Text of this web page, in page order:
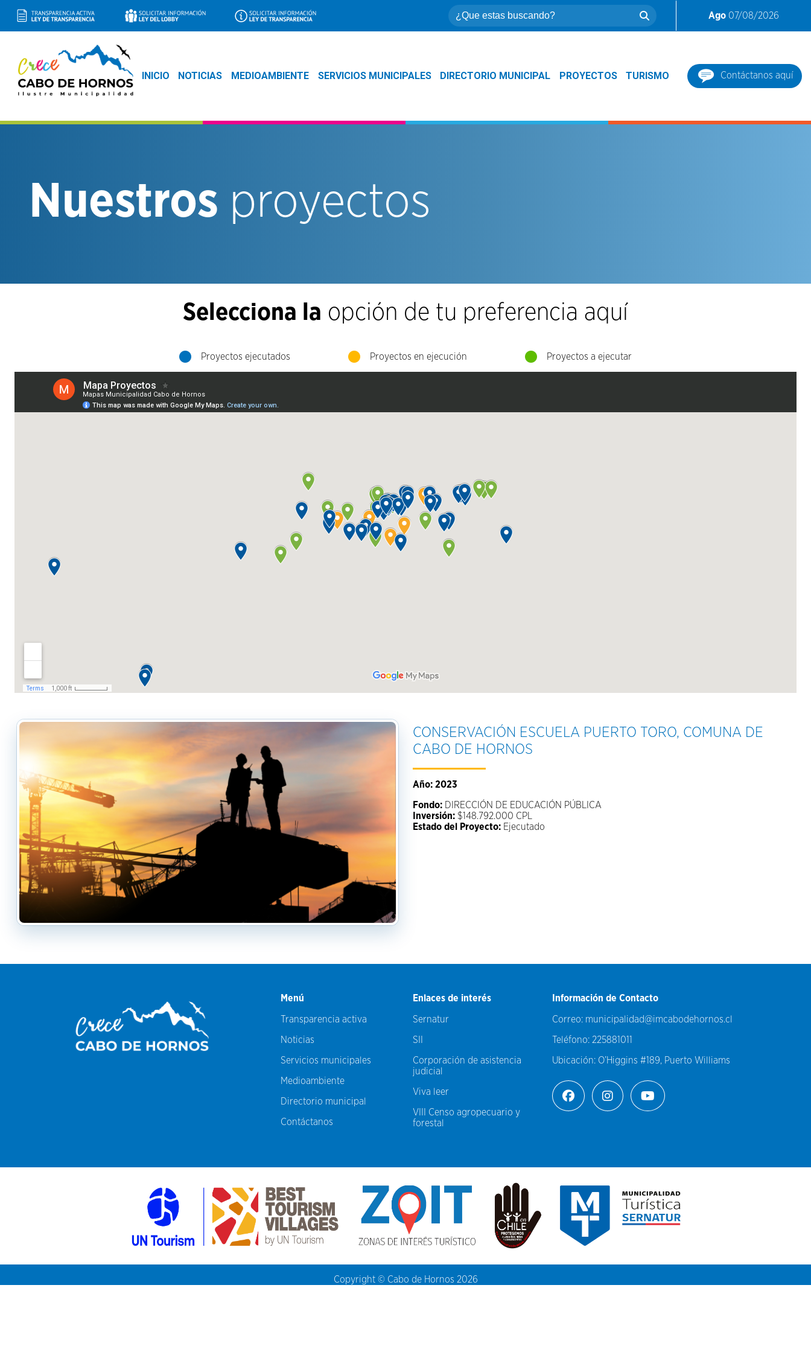
Ago 07/08/2026
INICIO NOTICIAS MEDIOAMBIENTE SERVICIOS MUNICIPALES DIRECTORIO MUNICIPAL PROYECTOS TURISMO Contáctanos aquí
Nuestros proyectos
Selecciona la opción de tu preferencia aquí
Proyectos ejecutados Proyectos en ejecución Proyectos a ejecutar
CONSERVACIÓN ESCUELA PUERTO TORO, COMUNA DE
CABO DE HORNOS
Año: 2023
Fondo: DIRECCIÓN DE EDUCACIÓN PÚBLICA
Inversión: $148.792.000 CPL
Estado del Proyecto: Ejecutado
Menú
Transparencia activa
Noticias
Servicios municipales
Medioambiente
Directorio municipal
Contáctanos
Enlaces de interés
Sernatur
SII
Corporación de asistencia
judicial
Viva leer
VIII Censo agropecuario y
forestal
Información de Contacto
Correo: municipalidad@imcabodehornos.cl
Teléfono: 225881011
Ubicación: O’Higgins #189, Puerto Williams
Copyright © Cabo de Hornos 2026